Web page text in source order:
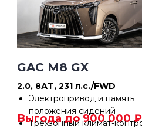
GAC M8 GX
2.0, 8АT, 231 л.с./FWD
Электропривод и память
положения сидений
Трехзонный климат-
Выгода до 900 000 ₽